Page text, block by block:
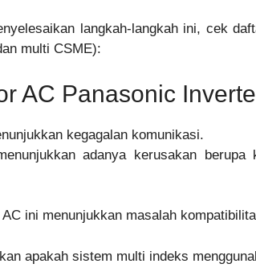
langkah-langkah ini, cek
multi CSME):
AC Panasonic
kegagalan komunikasi.
adanya kerusakan
AC ini menunjukkan masalah
apakah sistem multi indeks